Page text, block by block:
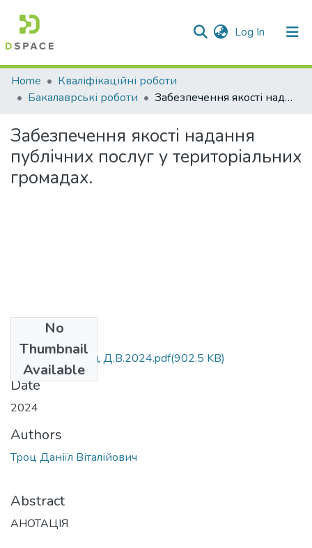
Log In (current)
Communities & Collections
All of DSpace
Statistics
Home
Кваліфікаційні роботи
Бакалаврські роботи
Забезпечення якості надання публічних послуг у територіальних громадах.
Забезпечення якості надання
публічних послуг у територіальних
громадах.
No
Thumbnail
Available
БР.281.д.ф. Троц Д.В.2024.pdf(902.5 KB)
Date
2024
Authors
Троц Даніїл Віталійович
Abstract
АНОТАЦІЯ